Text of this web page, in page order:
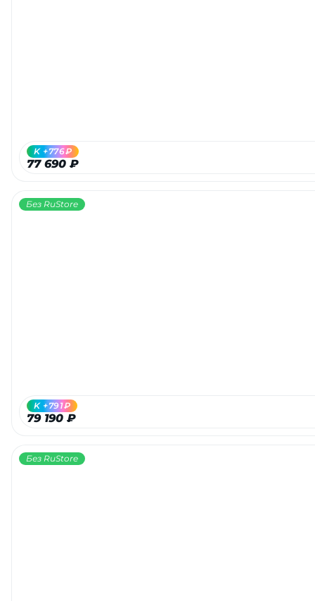
77 690 ₽
K +776₽
Без RuStore
79 190 ₽
K +791₽
Без RuStore